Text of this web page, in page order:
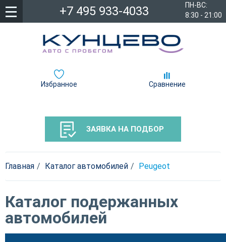
ПН-ВС:
8:30 - 21:00
+7 495 933-4033
Избранное Сравнение
ЗАЯВКА НА ПОДБОР
Главная Каталог автомобилей Peugeot
Каталог подержанных
автомобилей